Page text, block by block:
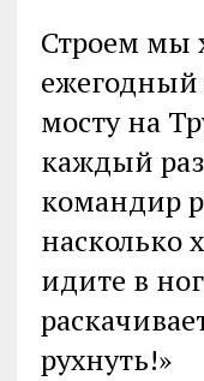
Строем мы
ежегодный
мосту на
каждый
командир
насколько
идите в
рухнуть!»